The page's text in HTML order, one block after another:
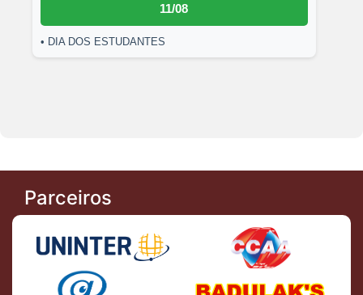
11/08
• DIA DOS ESTUDANTES
Parceiros